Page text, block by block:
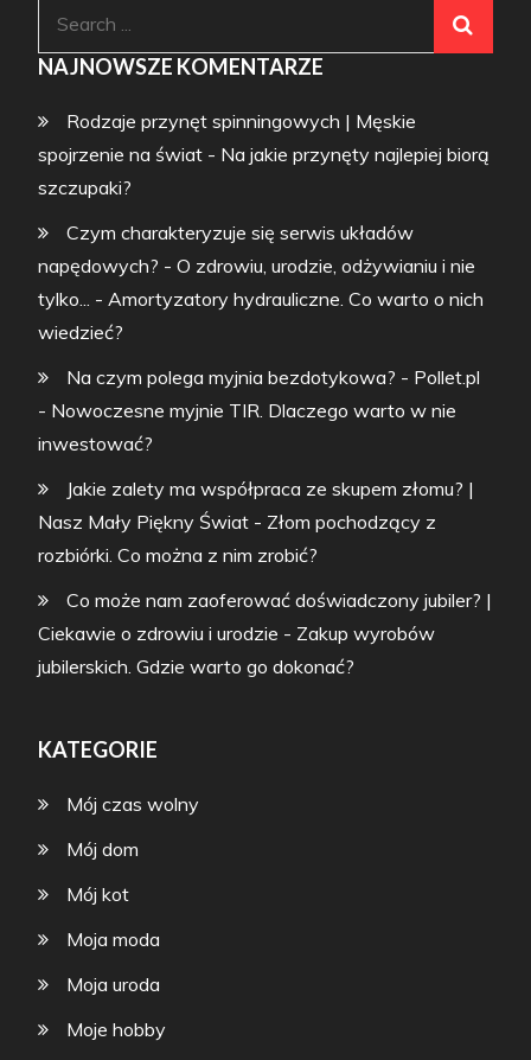
NAJNOWSZE KOMENTARZE
Rodzaje przynęt spinningowych | Męskie
spojrzenie na świat - Na jakie przynęty najlepiej biorą
szczupaki?
Czym charakteryzuje się serwis układów
napędowych? - O zdrowiu, urodzie, odżywianiu i nie
tylko... -Amortyzatory hydrauliczne. Co warto o nich
wiedzieć?
Na czym polega myjnia bezdotykowa? - Pollet.pl
- Nowoczesne myjnie TIR. Dlaczego warto w nie
inwestować?
Jakie zalety ma współpraca ze skupem złomu? |
Nasz Mały Piękny Świat - Złom pochodzący z
rozbiórki. Co można z nim zrobić?
Co może nam zaoferować doświadczony jubiler? |
Ciekawie o zdrowiu i urodzie - Zakup wyrobów
jubilerskich. Gdzie warto go dokonać?
KATEGORIE
Mój czas wolny
Mój dom
Mój kot
Moja moda
Moja uroda
Moje hobby